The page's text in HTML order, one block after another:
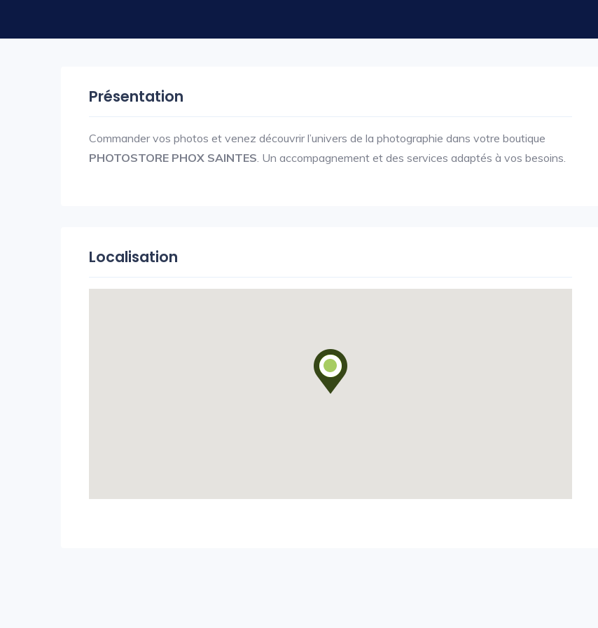
Présentation
Commander vos photos et venez découvrir l’univers de la photographie dans votre boutique
PHOTOSTORE PHOX SAINTES. Un accompagnement et des services adaptés à vos besoins.
Localisation